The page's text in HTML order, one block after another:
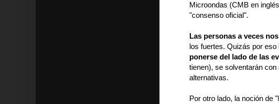
Microondas (CMB en
"consenso oficial".
Las personas a veces
los fuertes. Quizás por
ponerse del lado de las
tienen), se solventarán
alternativas.
Por otro lado, la noción de